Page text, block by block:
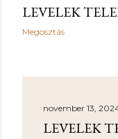
LEVELEK
Megosztás
november 13,
LEVELEK